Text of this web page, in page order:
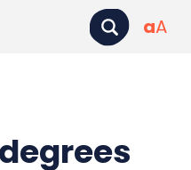
aA